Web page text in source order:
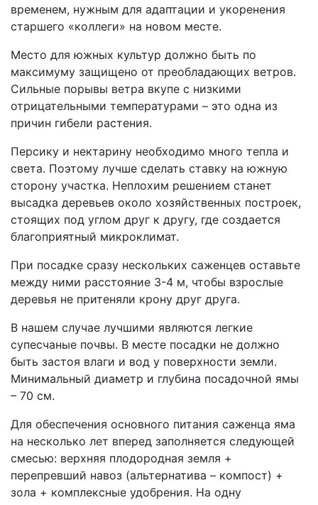
временем, нужным для адаптации и укоренения
старшего «коллеги» на новом месте.
Место для южных культур должно быть по
максимуму защищено от преобладающих ветров.
Сильные порывы ветра вкупе с низкими
отрицательными температурами – это одна из
причин гибели растения.
Персику и нектарину необходимо много тепла и
света. Поэтому лучше сделать ставку на южную
сторону участка. Неплохим решением станет
высадка деревьев около хозяйственных построек,
стоящих под углом друг к другу, где создается
благоприятный микроклимат.
При посадке сразу нескольких саженцев оставьте
между ними расстояние 3-4 м, чтобы взрослые
деревья не притеняли крону друг друга.
В нашем случае лучшими являются легкие
супесчаные почвы. В месте посадки не должно
быть застоя влаги и вод у поверхности земли.
Минимальный диаметр и глубина посадочной ямы
– 70 см.
Для обеспечения основного питания саженца яма
на несколько лет вперед заполняется следующей
смесью: верхняя плодородная земля +
перепревший навоз (альтернатива – компост) +
зола + комплексные удобрения. На одну